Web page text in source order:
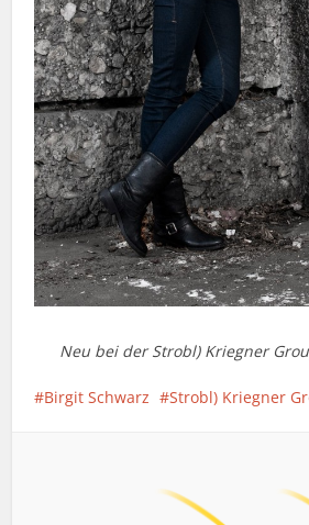
Neu bei der Strobl) Kriegner
Birgit Schwarz Strobl) Kriegner